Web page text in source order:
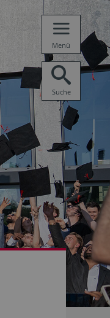
Menü
Suche